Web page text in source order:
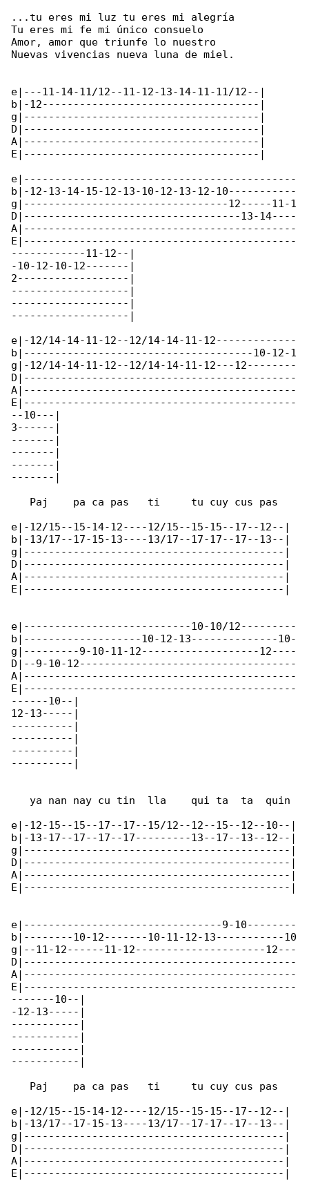
...tu eres mi luz tu eres mi alegría
Tu eres mi fe mi único consuelo
Amor, amor que triunfe lo nuestro
Nuevas vivencias nueva luna de miel.
e|---11-14-11/12--11-12-13-14-11-11/12--|
b|-12-----------------------------------|
g|--------------------------------------|
D|--------------------------------------|
A|--------------------------------------|
E|--------------------------------------|
e|--------------------------------------------
b|-12-13-14-15-12-13-10-12-13-12-10-----------
g|---------------------------------12-----11-1
D|-----------------------------------13-14----
A|--------------------------------------------
E|--------------------------------------------
------------11-12--|
-10-12-10-12-------|
2------------------|
-------------------|
-------------------|
-------------------|
e|-12/14-14-11-12--12/14-14-11-12-------------
b|-------------------------------------10-12-1
g|-12/14-14-11-12--12/14-14-11-12---12--------
D|--------------------------------------------
A|--------------------------------------------
E|--------------------------------------------
--10---|
3------|
-------|
-------|
-------|
-------|
   Paj    pa ca pas   ti     tu cuy cus pas
e|-12/15--15-14-12----12/15--15-15--17--12--|
b|-13/17--17-15-13----13/17--17-17--17--13--|
g|------------------------------------------|
D|------------------------------------------|
A|------------------------------------------|
E|------------------------------------------|
e|---------------------------10-10/12---------
b|-------------------10-12-13--------------10-
g|---------9-10-11-12-------------------12----
D|--9-10-12-----------------------------------
A|--------------------------------------------
E|--------------------------------------------
------10--|
12-13-----|
----------|
----------|
----------|
----------|
   ya nan nay cu tin  lla    qui ta  ta  quin
e|-12-15--15--17--17--15/12--12--15--12--10--|
b|-13-17--17--17--17---------13--17--13--12--|
g|-------------------------------------------|
D|-------------------------------------------|
A|-------------------------------------------|
E|-------------------------------------------|
e|--------------------------------9-10--------
b|--------10-12-------10-11-12-13-----------10
g|--11-12------11-12---------------------12---
D|--------------------------------------------
A|--------------------------------------------
E|--------------------------------------------
-------10--|
-12-13-----|
-----------|
-----------|
-----------|
-----------|
   Paj    pa ca pas   ti     tu cuy cus pas
e|-12/15--15-14-12----12/15--15-15--17--12--|
b|-13/17--17-15-13----13/17--17-17--17--13--|
g|------------------------------------------|
D|------------------------------------------|
A|------------------------------------------|
E|------------------------------------------|